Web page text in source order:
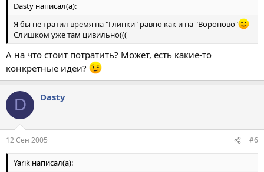
Dasty написал(а):
Я бы не тратил время на "Глинки" равно как и на "Вороново"
Слишком уже там цивильно(((
А на что стоит потратить? Может, есть какие-то
конкретные идеи?
D Dasty
12 Сен 2005 #6
Yarik написал(а):